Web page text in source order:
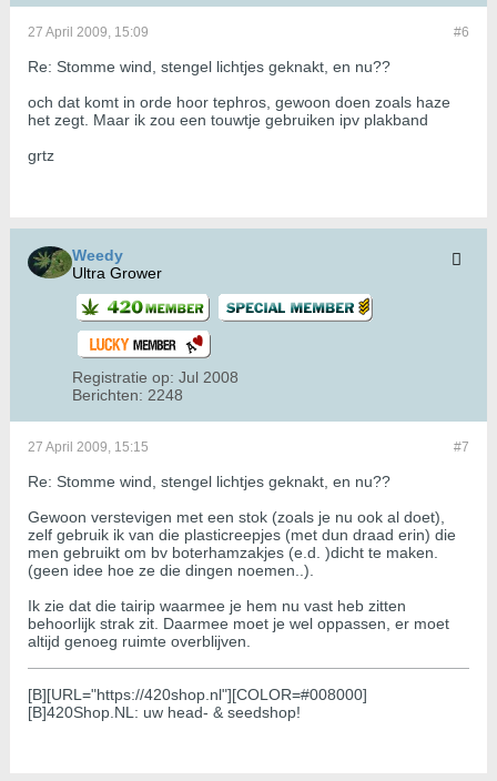
#6
27 April 2009, 15:09
Re: Stomme wind, stengel lichtjes geknakt, en nu??
och dat komt in orde hoor tephros, gewoon doen zoals haze
het zegt. Maar ik zou een touwtje gebruiken ipv plakband
grtz
Weedy
Ultra Grower
Registratie op: Jul 2008
Berichten: 2248
#7
27 April 2009, 15:15
Re: Stomme wind, stengel lichtjes geknakt, en nu??
Gewoon verstevigen met een stok (zoals je nu ook al doet),
zelf gebruik ik van die plasticreepjes (met dun draad erin) die
men gebruikt om bv boterhamzakjes (e.d. )dicht te maken.
(geen idee hoe ze die dingen noemen..).
Ik zie dat die tairip waarmee je hem nu vast heb zitten
behoorlijk strak zit. Daarmee moet je wel oppassen, er moet
altijd genoeg ruimte overblijven.
[B][URL="https://420shop.nl"][COLOR=#008000]
[B]420Shop.NL: uw head- & seedshop!